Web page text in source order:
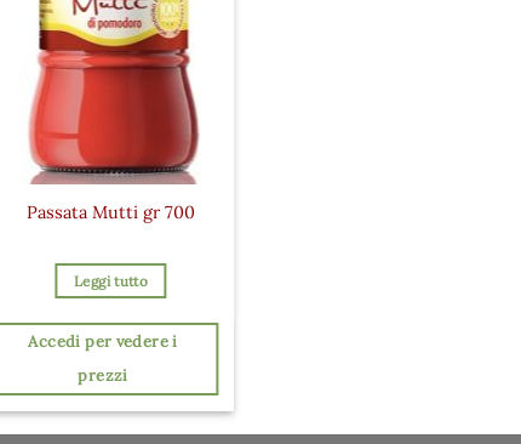
Passata Mutti gr 700
Leggi tutto
Accedi per vedere i
prezzi